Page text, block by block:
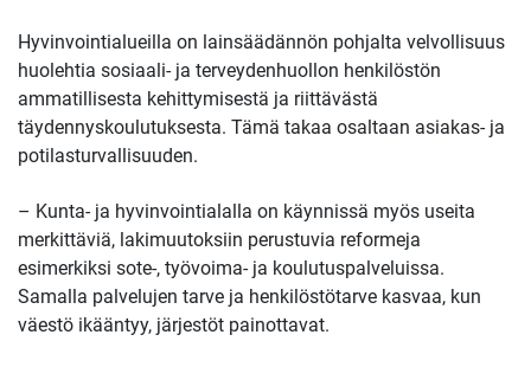
Hyvinvointialueilla on lainsäädännön pohjalta velvollisuus
huolehtia sosiaali- ja terveydenhuollon henkilöstön
ammatillisesta kehittymisestä ja riittävästä
täydennyskoulutuksesta. Tämä takaa osaltaan asiakas- ja
potilasturvallisuuden.
– Kunta- ja hyvinvointialalla on käynnissä myös useita
merkittäviä, lakimuutoksiin perustuvia reformeja
esimerkiksi sote-, työvoima- ja koulutuspalveluissa.
Samalla palvelujen tarve ja henkilöstötarve kasvaa, kun
väestö ikääntyy, järjestöt painottavat.